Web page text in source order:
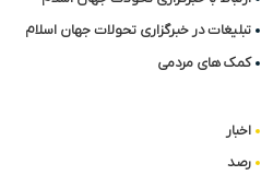
تبلیغات در خبرگزاری تحولات جهان اسلام
کمک های مردمی
اخبار
رصد